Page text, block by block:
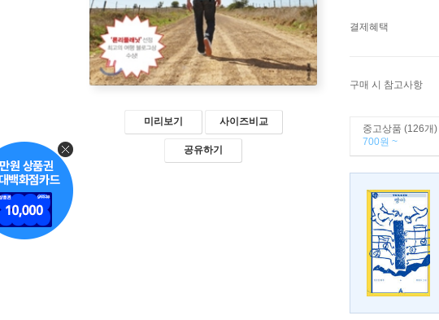
미리보기 사이즈비교
공유하기
결제혜택
구매 시 참고사항
중고상품 (126개)
700원 ~